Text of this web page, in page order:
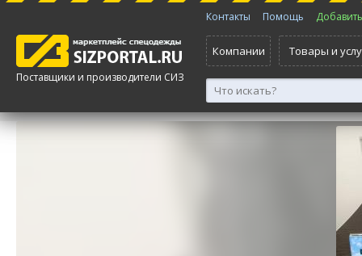
Поставщики и производители СИЗ
Контакты Помощь
Компании Товары и